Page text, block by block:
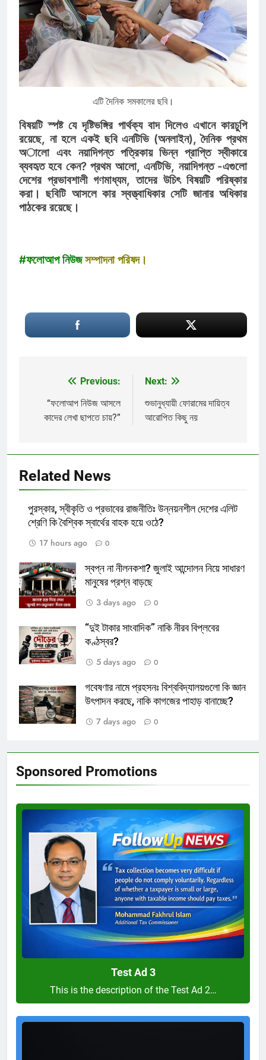
এটি দৈনিক সমকালের ছবি।
বিষয়টি স্পষ্ট যে দৃষ্টিভঙ্গির পার্থক্য বাদ দিলেও এখানে কারচুপি
রয়েছে, না হলে একই ছবি এনটিভি (অনলাইন), দৈনিক প্রথম
অালো এবং নয়াদিগন্ত পত্রিকায় ভিন্ন প্রাপ্তি স্বীকারে
ব্যবহৃত হবে কেন? প্রথম আলো, এনটিভি, নয়াদিগন্ত -এগুলো
দেশের প্রভাবশালী গণমাধ্যম, তাদের উচিৎ বিষয়টি পরিষ্কার
করা। ছবিটি আসলে কার স্বত্ত্বাধিকার সেটি জানার অধিকার
পাঠকের রয়েছে।
#ফলোআপ নিউজসম্পাদনা পরিষদ।
navigation
Previous:
“ফলোআপ নিউজ আসলে
কাদের লেখা ছাপতে চায়?”
Next:
শুভানুধ্যায়ী ফোরামের দায়িত্ব
আরোপিত কিছু নয়
Related News
পুরস্কার, স্বীকৃতি ও প্রভাবের রাজনীতিঃ উন্নয়নশীল দেশের এলিট
শ্রেণি কি বৈশ্বিক স্বার্থের বাহক হয়ে ওঠে?
17 hours ago
0
স্বপ্ন না নীলনকশা? জুলাই আন্দোলন নিয়ে সাধারণ
মানুষের প্রশ্ন বাড়ছে
3 days ago
0
“দুই টাকার সাংবাদিক” নাকি নীরব বিপ্লবের
কণ্ঠস্বর?
5 days ago
0
গবেষণার নামে প্রহসনঃ বিশ্ববিদ্যালয়গুলো কি জ্ঞান
উৎপাদন করছে, নাকি কাগজের পাহাড় বানাচ্ছে?
7 days ago
0
Sponsored Promotions
Test
Ad
3
Test Ad 3
This is the description of the Test Ad 2…